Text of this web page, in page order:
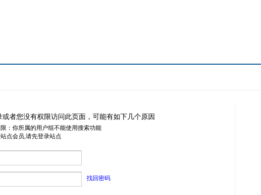
或者您没有权限访问此页面，可能有如下几个原因
：你所属的用户组不能使用搜索功能
点会员,请先登录站点
找回密码